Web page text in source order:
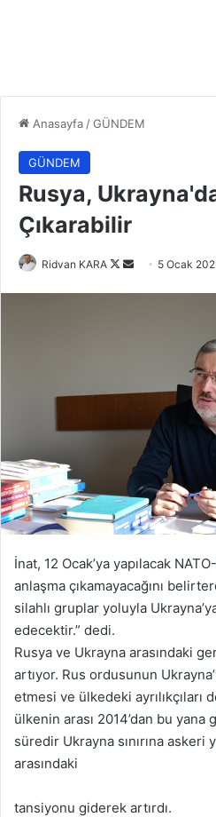
Anasayfa /GÜNDEM
GÜNDEM
Rusya,
Çıkarabilir
Ridvan KARA
Follow
Bir
5 Ocak
İnat, 12 Ocak’ya yapılacak
anlaşma çıkamayacağını
silahlı gruplar yoluyla
edecektir.” dedi.
Rusya ve Ukrayna arasındaki
artıyor. Rus ordusunun
etmesi ve ülkedeki
ülkenin arası 2014’dan bu yana
süredir Ukrayna sınırına askeri
arasındaki
tansiyonu giderek artırdı.